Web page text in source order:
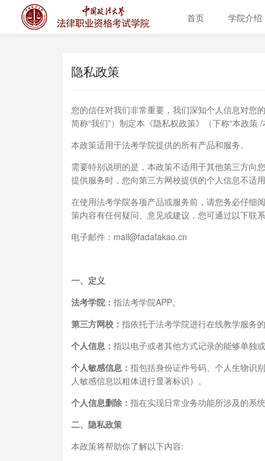
首页 学院介绍
隐私政策
您的信任对我们非常重要，我们深知个人信息对您
简称“我们”）制定本《隐私权政策》（下称“本政策
本政策适用于法考学院提供的所有产品和服务。
需要特别说明的是，本政策不适用于其他第三方向
提供服务时，您向第三方网校提供的个人信息不适用
在使用法考学院各项产品或服务前，请您务必仔细
策内容有任何疑问、意见或建议，您可通过以下联
电子邮件：mail@fadafakao.cn
一、定义
法考学院 ： 指法考学院APP。
第三方网校： 指依托于法考学院进行在线教学服务
个人信息： 指以电子或者其他方式记录的能够单独
个人敏感信息： 指包括身份证件号码、个人生物识
人敏感信息以粗体进行显著标识）。
个人信息删除： 指在实现日常业务功能所涉及的系
二、隐私政策
本政策将帮助你了解以下内容: